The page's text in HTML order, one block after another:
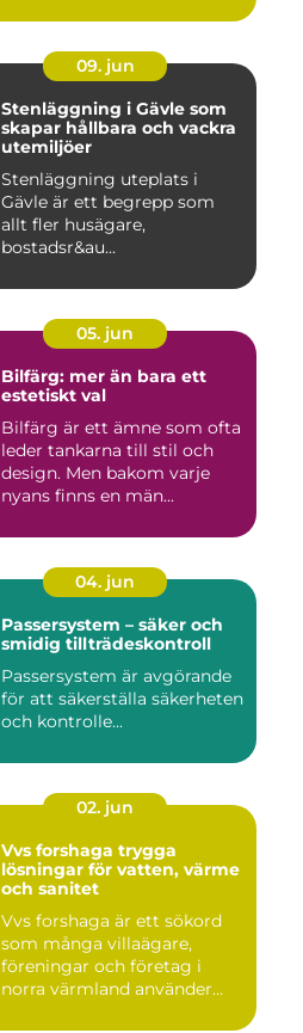
09. jun
Stenläggning i Gävle som
skapar hållbara och vackra
utemiljöer
Stenläggning uteplats i
Gävle är ett begrepp som
allt fler husägare,
bostadsr&au...
05. jun
Bilfärg: mer än bara ett
estetiskt val
Bilfärg är ett ämne som ofta
leder tankarna till stil och
design. Men bakom varje
nyans finns en män...
04. jun
Passersystem – säker och
smidig tillträdeskontroll
Passersystem är avgörande
för att säkerställa säkerheten
och kontrolle...
02. jun
Vvs forshaga trygga
lösningar för vatten, värme
och sanitet
Vvs forshaga är ett sökord
som många villaägare,
föreningar och företag i
norra värmland använder